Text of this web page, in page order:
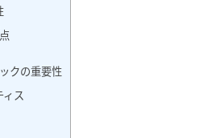
クの重要性
ス